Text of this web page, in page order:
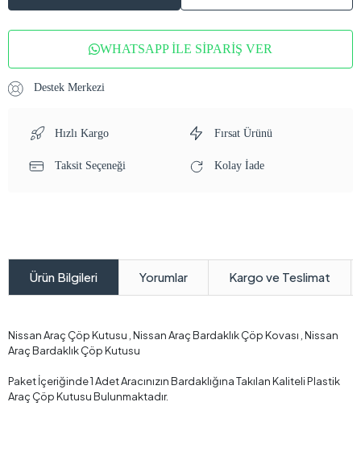
WHATSAPP İLE SİPARİŞ VER
Destek Merkezi
Hızlı Kargo Fırsat Ürünü
Taksit Seçeneği Kolay İade
Ürün Bilgileri Yorumlar Kargo ve Teslimat
Nissan Araç Çöp Kutusu , Nissan Araç Bardaklık Çöp Kovası , Nissan
Araç Bardaklık Çöp Kutusu
Paket İçeriğinde 1 Adet Aracınızın Bardaklığına Takılan Kaliteli Plastik
Araç Çöp Kutusu Bulunmaktadır.